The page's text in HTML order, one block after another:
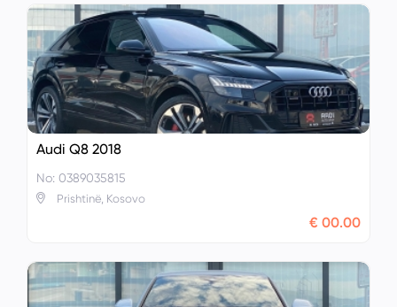
Audi Q8 2018
No: 0389035815
Prishtinë, Kosovo
€ 00.00